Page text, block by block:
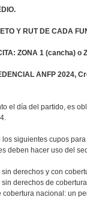
Y RUT DE CADA
ZONA 1 (cancha)
ANFP 2024,
el día del partido, es
los siguientes cupos
deben hacer uso del
derechos y con
sin derechos de
cobertura nacional: un